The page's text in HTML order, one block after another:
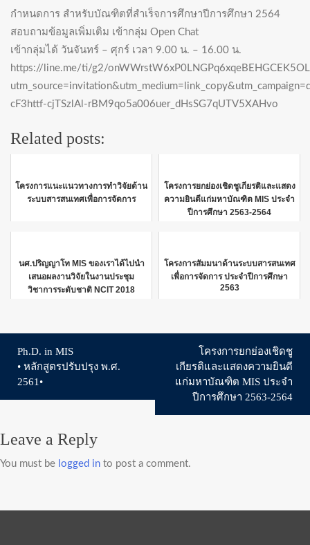
กำหนดการ สำหรับบัณฑิตที่สำเร็จการศึกษาปีการศึกษา 2564
สอบถามข้อมูลเพิ่มเติม เข้ากลุ่ม Open Chat
เข้ากลุ่มได้ วันจันทร์ – ศุกร์ เวลา 9.00 น. – 16.00 น.
https://line.me/ti/g2/
cF3httf-cjTSzlAl-rBM9qo5a006uer_dHsSG7qUTV5XAHvo
Related posts:
โครงการแนะแนวทางการทำวิจัยด้าน
ระบบสารสนเทศเพื่อการจัดการ
โครงการยกย่องเชิดชูเกียรติและแสดง
ความยินดีแก่มหาบัณฑิต MIS ประจำ
ปีการศึกษา 2563-2564
นศ.ปริญญาโท MIS ของเราได้ไปนำ
เสนอผลงานวิจัยในงานประชุม
วิชาการระดับชาติ NCIT 2018
โครงการสัมมนาด้านระบบสารสนเทศ
เพื่อการจัดการ ประจำปีการศึกษา
2563
Post
navigation
Ph.D. in MIS
• หลักสูตรปรับปรุง พ.ศ.
2561•
โครงการยกย่องเชิดชู
เกียรติและแสดงความยินดี
แก่มหาบัณฑิต MIS ประจำ
ปีการศึกษา 2563-2564
Leave a Reply
You must be logged in to post a comment.